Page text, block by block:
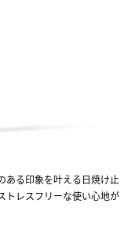
ある印象を叶える日焼け止
トレスフリーな使い心地が